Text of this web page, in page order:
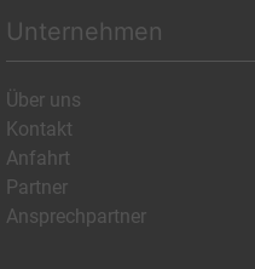
Unternehmen
Über uns
Kontakt
Anfahrt
Partner
Ansprechpartner